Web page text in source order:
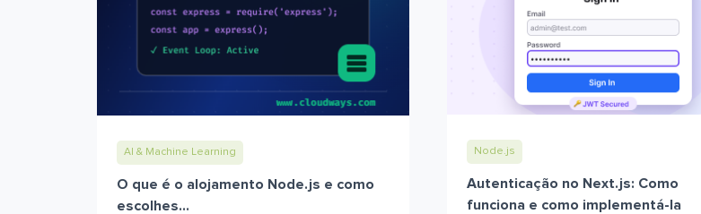
AI & Machine Learning
O que é o alojamento Node.js e como
escolhes...
Node.js
Autenticação no Next.js: Como
funciona e como implementá-la